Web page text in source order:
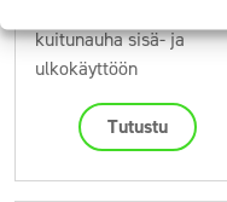
kuitunauha sisä- ja
ulkokäyttöön
Tutustu